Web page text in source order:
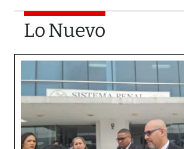
Lo Nuevo